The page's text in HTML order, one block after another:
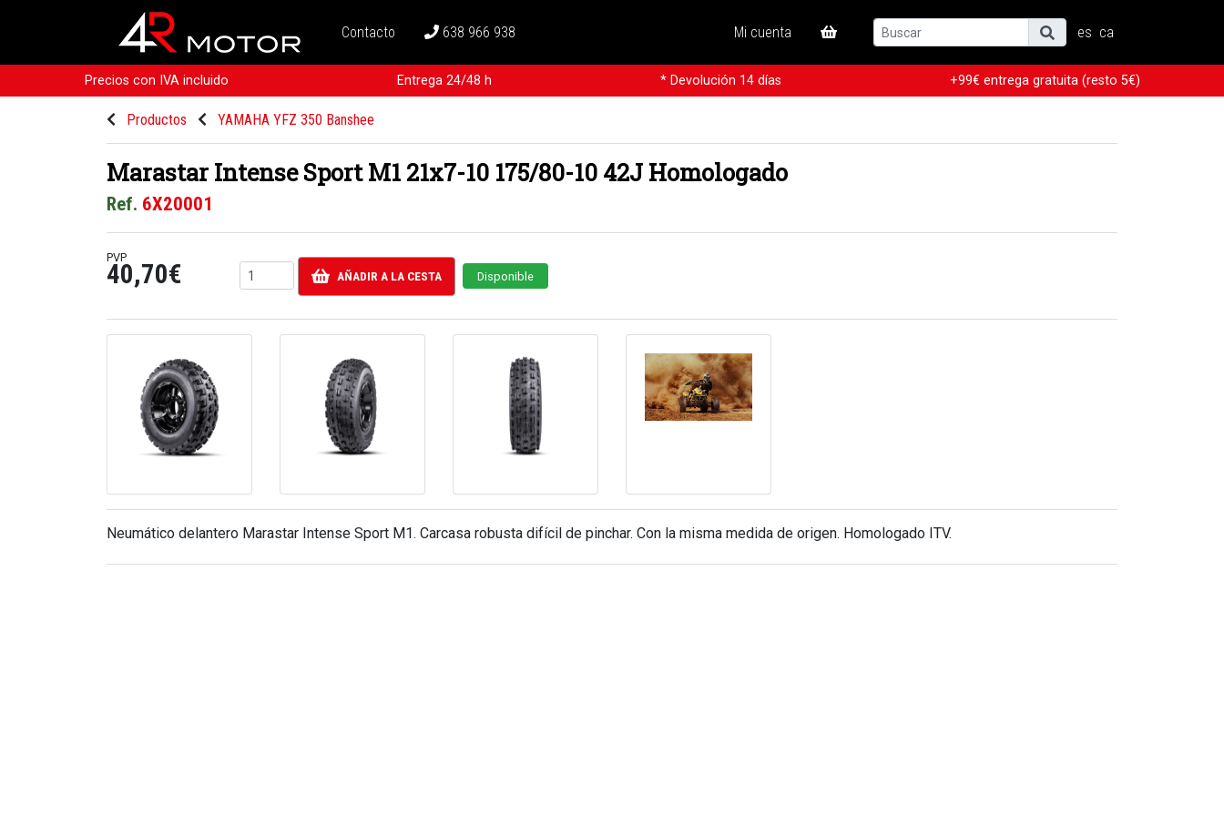
Contacto 638 966 938 Mi cuenta es ca
Precios con IVA incluido Entrega 24/48 h * Devolución 14 días +99€ entrega gratuita (resto 5€)
Productos YAMAHA YFZ 350 Banshee
Marastar Intense Sport M1 21x7-10 175/80-10 42J Homologado
Ref. 6X20001
PVP
40,70€ AÑADIR A LA CESTA Disponible
Neumático delantero Marastar Intense Sport M1. Carcasa robusta difícil de pinchar. Con la misma medida de origen. Homologado ITV.